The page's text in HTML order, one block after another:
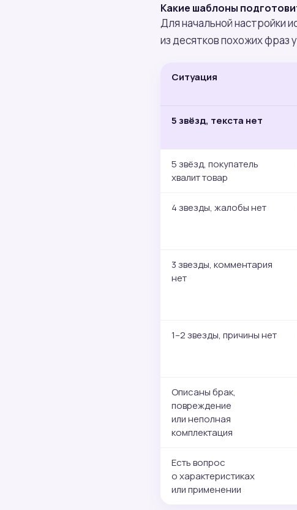
Какие шаблоны
Для начальной настройки
из десятков похожих фраз
Ситуация
5 звёзд, текста нет
5 звёзд, покупатель
хвалит товар
4 звезды, жалобы нет
3 звезды, комментария
нет
1–2 звезды, причины нет
Описаны брак,
повреждение
или неполная
комплектация
Есть вопрос
о характеристиках
или применении